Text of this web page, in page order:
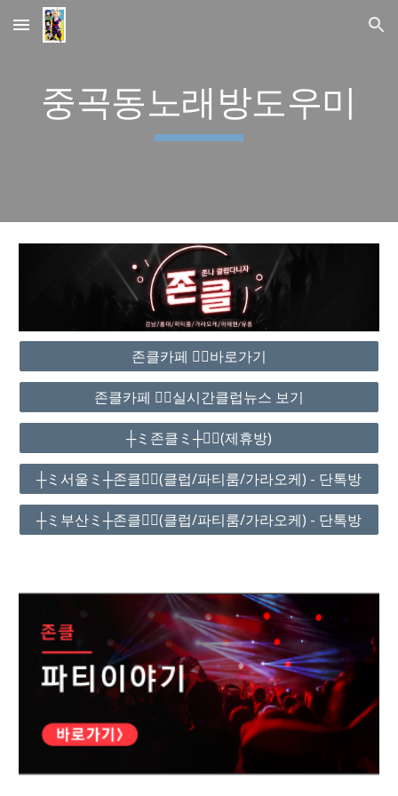
Skip to main content Skip to navigation
중곡동노래방도우미
존클카페 ❤️‍🔥바로가기
존클카페 ❤️‍🔥실시간클럽뉴스 보기
┼ミ존클ミ┼❤️‍🔥(제휴방)
┼ミ서울ミ┼존클❤️‍🔥(클럽/파티룸/가라오케) - 단톡방
┼ミ부산ミ┼존클❤️‍🔥(클럽/파티룸/가라오케) - 단톡방